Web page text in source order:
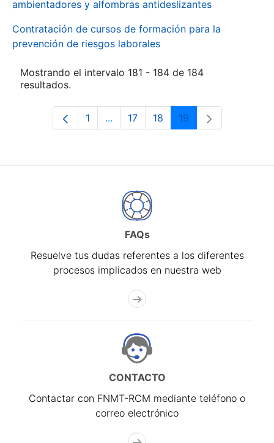
ambientadores y alfombras antideslizantes
Contratación de cursos de formación para la
prevención de riesgos laborales
Mostrando el intervalo 181 - 184 de 184
resultados.
Página
1 ...Páginas intermedias Use TAB para
Página
17 Página
18 Página
19
FAQs
Resuelve tus dudas referentes a los diferentes
procesos implicados en nuestra web
CONTACTO
Contactar con FNMT-RCM mediante teléfono o
correo electrónico